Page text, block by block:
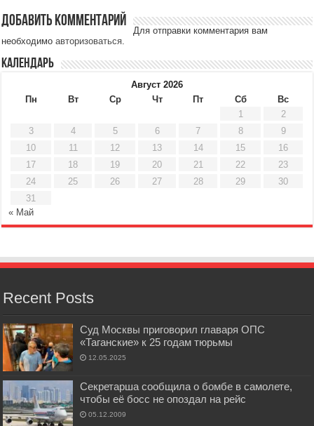
Добавить комментарий
Для отправки комментария вам
необходимоавторизоваться.
Календарь
Август 2026
Пн
Вт Ср Чт Пт Сб
Вс
1
2
3
4 5 6 7 8
9
10
11 12 13 14 15
16
17
18 19 20 21 22
23
24
25 26 27 28 29
30
31
« Май
Recent Posts
Суд Москвы приговорил главаря ОПС
«Таганские» к 25 годам тюрьмы
12.05.2025
Секретарша сообщила о бомбе в самолете,
чтобы её босс не опоздал на рейс
05.12.2009